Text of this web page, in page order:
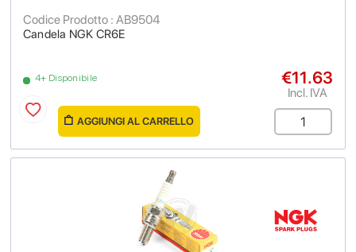
Candela NGK CR6E
Codice Prodotto : AB9504
4+ Disponibile €11.63
Incl. IVA
AGGIUNGI AL CARRELLO